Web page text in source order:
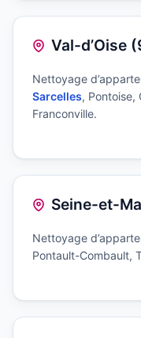
Val-d’Oise
Nettoyage
Sarcelles, Pontoise,
Franconville.
Seine-et-
Nettoyage
Pontault-Combault,